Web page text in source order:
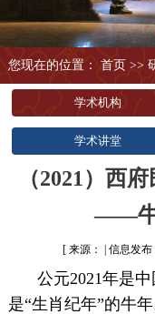
您现在的位置： 首页 >>
学术机构
学术讲堂
（2021）西
——牛
[ 来源： | 信息发布
公元2021年是
是“生肖纪年”的牛